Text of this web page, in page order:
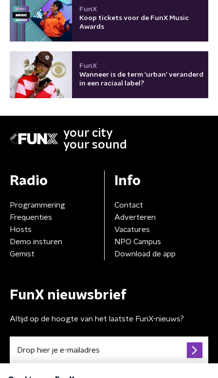
FunX
Koop tickets voor de FunX Music
Awards
FunX
Wanneer is de term 'urban' veranderd
in een raciaal label?
your city
your sound
Radio
Programmering
Frequenties
Hosts
Demo insturen
Gemist
Info
Contact
Adverteren
Vacatures
NPO Campus
Download de app
FunX nieuwsbrief
Altijd op de hoogte van het laatste FunX-nieuws?